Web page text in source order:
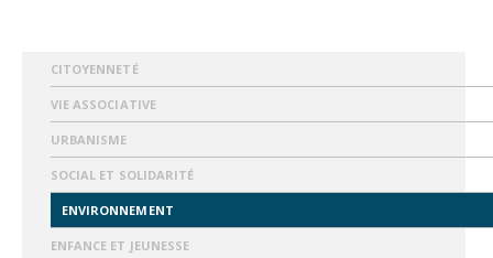
CITOYENNETÉ
VIE ASSOCIATIVE
URBANISME
SOCIAL ET SOLIDARITÉ
ENVIRONNEMENT
ENFANCE ET JEUNESSE